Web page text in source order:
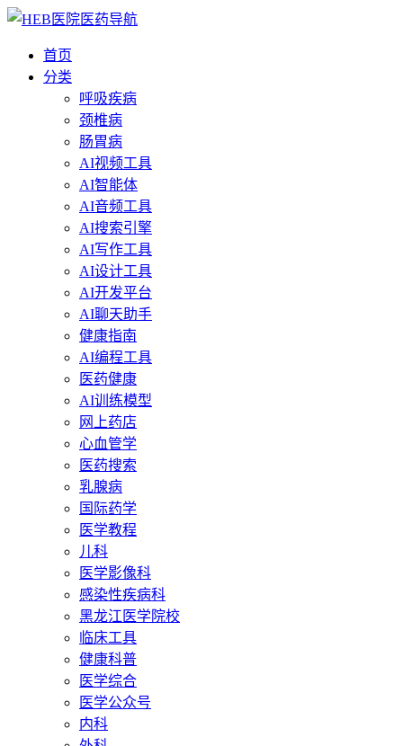
首页
分类
呼吸疾病
颈椎病
肠胃病
AI视频工具
AI智能体
AI音频工具
AI搜索引擎
AI写作工具
AI设计工具
AI开发平台
AI聊天助手
健康指南
AI编程工具
医药健康
AI训练模型
网上药店
心血管学
医药搜索
乳腺病
国际药学
医学教程
儿科
医学影像科
感染性疾病科
黑龙江医学院校
临床工具
健康科普
医学综合
医学公众号
内科